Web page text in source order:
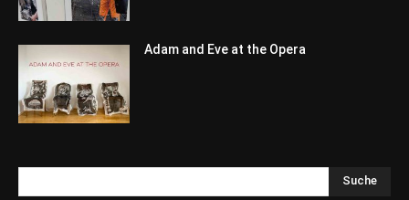
Adam and Eve at the Opera
Suche